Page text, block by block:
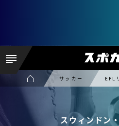
サッカー EFL
スウィンドン